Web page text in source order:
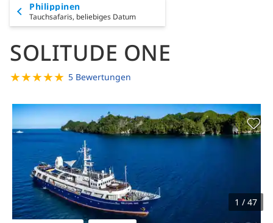
Philippinen
Tauchsafaris, beliebiges Datum
SOLITUDE ONE
★★★★★ 5 Bewertungen
1 / 47